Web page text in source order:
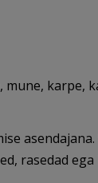
mune, karpe,
rasedad